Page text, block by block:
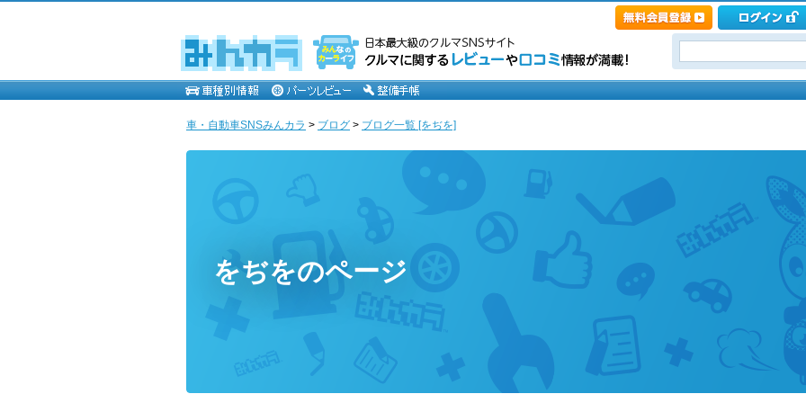
車・自動車SNSみんカラ > ブログ > ブログ一覧 [をぢを]
をぢをのページ